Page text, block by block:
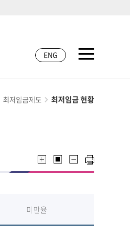
ENG
최저임금제도 최저임금 현황
미만율